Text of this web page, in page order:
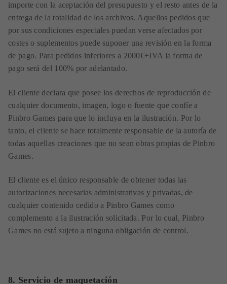
importe con la aceptación del presupuesto y el resto antes de la
entrega de la totalidad de los archivos. Aquellos pedidos que
por sus condiciones especiales puedan verse afectados por
costes o suplementos puede suponer una revisión en la forma
de pago. Para pedidos inferiores a 2000€+IVA la forma de
pago será del 100% por adelantado.
El cliente declara que posee los derechos de reproducción de
cualquier documento, imagen, logo o fuente que confíe a
Pinbro Games para que lo incluya en la ilustración. Por lo
tanto, el cliente se hace totalmente responsable de la autoría de
todas aquellas creaciones que no sean obras propias de Pinbro
Games.
El cliente es el único responsable de obtener todas las
autorizaciones necesarias administrativas y privadas, de
cualquier contenido cedido a Pinbro Games como
complemento a la ilustración solicitada. Por lo cual, Pinbro
Games no está sujeto a ninguna obligación de control.
8. Servicio de maquetación